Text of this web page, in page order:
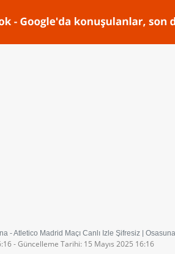
- Atletico Madrid Maçı Canlı İzle Şifresiz | Osasuna -
- Güncelleme Tarihi: 15 Mayıs 2025 16:16